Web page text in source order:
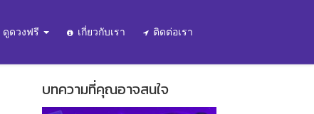
ดูดวงฟรี เกี่ยวกับเรา ติดต่อเรา
บทความที่คุณอาจสนใจ